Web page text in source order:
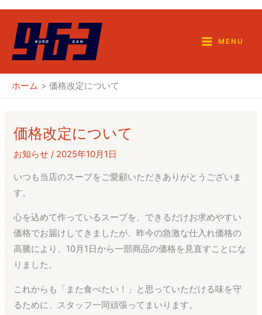
内
MENU
ホーム 価格改定について
価格改定について
お知らせ / 2025年10月1日
いつも当店のスープをご愛顧いただきありがとうございま
す。
心を込めて作っているスープを、できるだけお求めやすい
価格でお届けしてきましたが、昨今の急激な仕入れ価格の
高騰により、10月1日から一部商品の価格を見直すことにな
りました。
これからも「また食べたい！」と思っていただける味を守
るために、スタッフ一同頑張ってまいります。